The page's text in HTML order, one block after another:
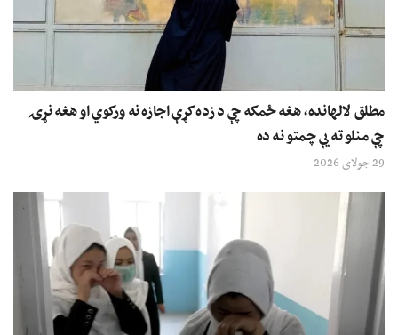
مطلق لالهانده، هغه ځمکه چې د زده کړې اجازه نه ورکوي او هغه نړۍ
چې منلو ته یې چمتو نه ده
29 جولای 2026